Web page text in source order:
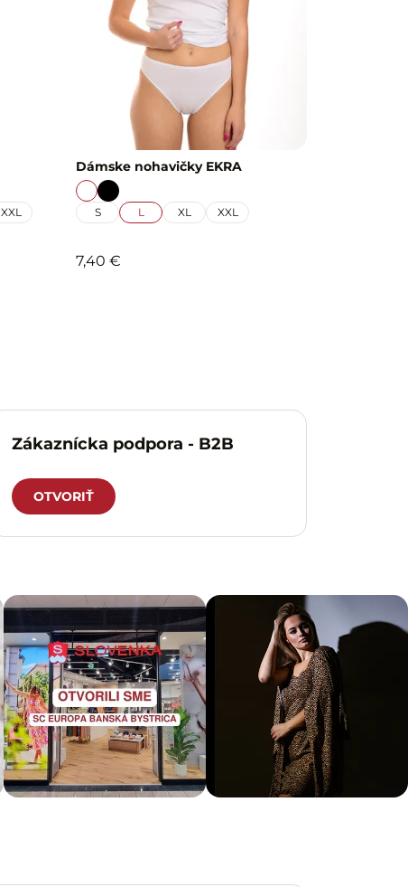
XXL
Dámske nohavičky EKRA
S L XL XXL
7,40 €
Zákaznícka podpora - B2B
OTVORIŤ